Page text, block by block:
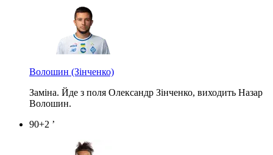
Волошин (Зінченко)
Заміна. Йде з поля Олександр Зінченко, виходить Назар
Волошин.
90+2 ’